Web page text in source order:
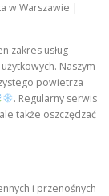
w Warszawie |
zakres usług
Naszym
powietrza
. Regularny serwis
także oszczędzać
i przenośnych